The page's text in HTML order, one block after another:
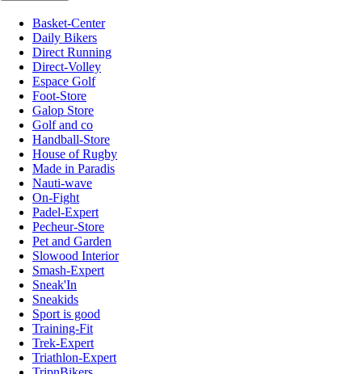
Basket-Center
Daily Bikers
Direct Running
Direct-Volley
Espace Golf
Foot-Store
Galop Store
Golf and co
Handball-Store
House of Rugby
Made in Paradis
Nauti-wave
On-Fight
Padel-Expert
Pecheur-Store
Pet and Garden
Slowood Interior
Smash-Expert
Sneak'In
Sneakids
Sport is good
Training-Fit
Trek-Expert
Triathlon-Expert